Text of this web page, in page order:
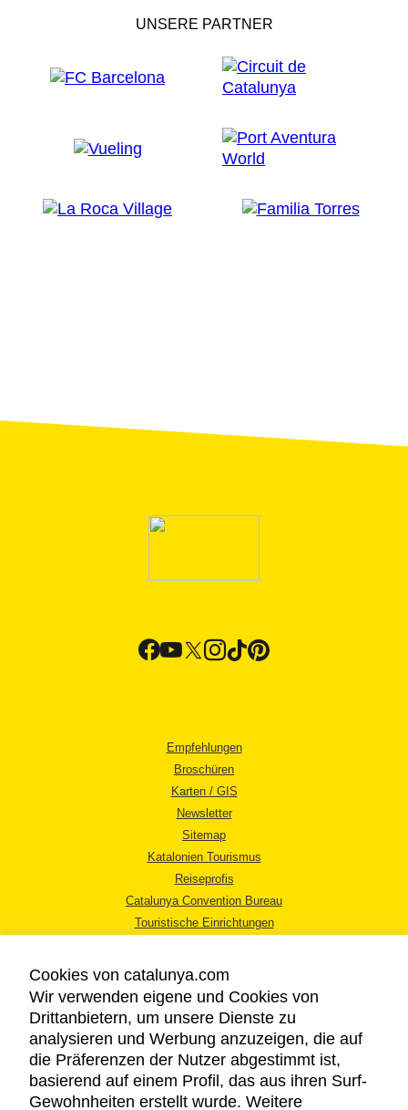
UNSERE PARTNER
Empfehlungen
Broschüren
Karten / GIS
Newsletter
Sitemap
Katalonien Tourismus
Reiseprofis
Catalunya Convention Bureau
Touristische Einrichtungen
RECHTLICHER HINWEIS
DATENSCHUTZICHTLINIE
Cookies von catalunya.com
Wir verwenden eigene und Cookies von
Drittanbietern, um unsere Dienste zu
analysieren und Werbung anzuzeigen, die auf
die Präferenzen der Nutzer abgestimmt ist,
basierend auf einem Profil, das aus ihren Surf-
Gewohnheiten erstellt wurde. Weitere